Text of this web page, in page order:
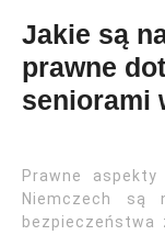
Jakie są
prawne
seniorami
Prawne
Niemczech są